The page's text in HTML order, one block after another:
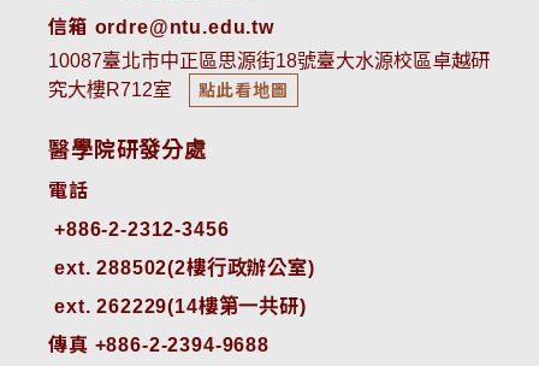
信箱 ordre@ntu.edu.tw
10087臺北市中正區思源街18號臺大水源校區卓越研
究大樓R712室
點此看地圖
醫學院研發分處
電話
ext. 288502(2樓行政辦公室)
ext. 262229(14樓第一共研)
傳真 +886-2-2394-9688